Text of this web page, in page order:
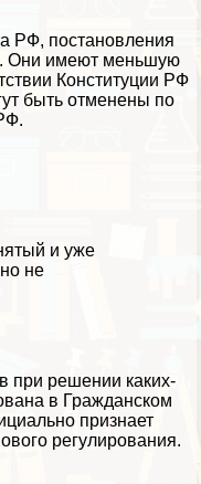
РФ, постановления
Они имеют меньшую
Конституции РФ
быть отменены по
и уже
не
при решении каких-
в Гражданском
признает
регулирования.